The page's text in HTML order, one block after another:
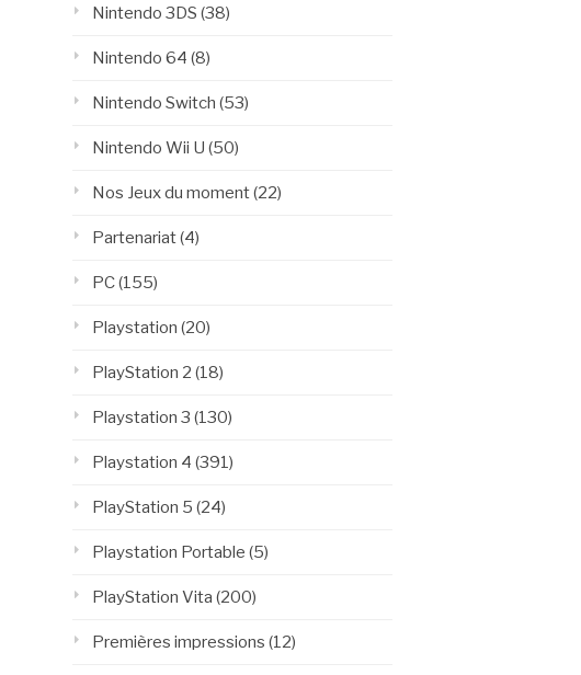
Nintendo 3DS (38)
Nintendo 64 (8)
Nintendo Switch (53)
Nintendo Wii U (50)
Nos Jeux du moment(22)
Partenariat(4)
PC(155)
Playstation (20)
PlayStation 2 (18)
Playstation 3 (130)
Playstation 4 (391)
PlayStation 5 (24)
Playstation Portable (5)
PlayStation Vita (200)
Premières impressions (12)